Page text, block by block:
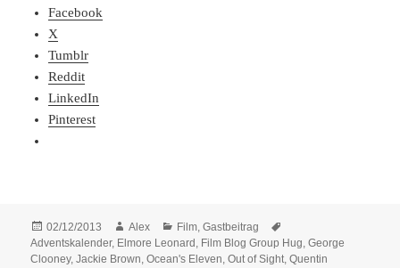
Facebook
X
Tumblr
Reddit
LinkedIn
Pinterest
Posted
on
02/12/2013 Author
Alex Categories
Film,Gastbeitrag
Adventskalender, Elmore Leonard , Film Blog Group Hug,George
Clooney,Jackie Brown,Ocean's Eleven,Out of Sight,Quentin